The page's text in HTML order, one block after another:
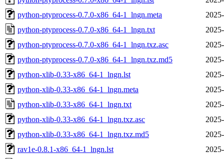
python-ptyprocess-0.7.0-x86_64-1_lngn.meta
python-ptyprocess-0.7.0-x86_64-1_lngn.txt
python-ptyprocess-0.7.0-x86_64-1_lngn.txz.asc
python-ptyprocess-0.7.0-x86_64-1_lngn.txz.md5
python-xlib-0.33-x86_64-1_lngn.lst
python-xlib-0.33-x86_64-1_lngn.meta
python-xlib-0.33-x86_64-1_lngn.txt
python-xlib-0.33-x86_64-1_lngn.txz.asc
python-xlib-0.33-x86_64-1_lngn.txz.md5
rav1e-0.8.1-x86_64-1_lngn.lst